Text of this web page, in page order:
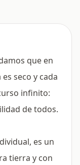
que en
seco y cada
infinito:
de todos.
es un
tierra y con